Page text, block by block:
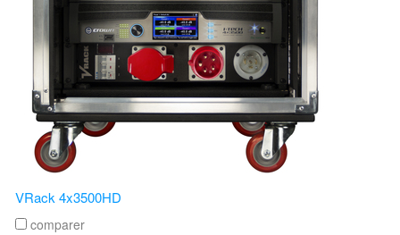
VRack 4x3500HD
comparer